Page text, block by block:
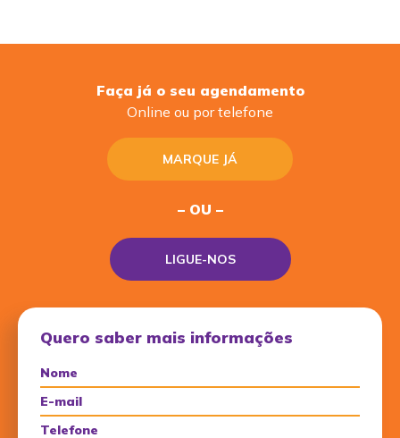
Faça já o seu agendamento
Online ou por telefone
MARQUE JÁ
– OU –
LIGUE-NOS
Quero saber mais informações